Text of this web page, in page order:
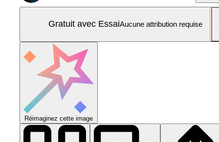
Gratuit avec EssaiAucune attribution requise
Réimaginez cette image